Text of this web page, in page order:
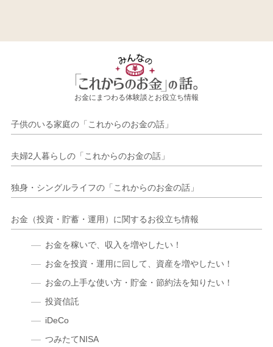
お金にまつわる体験談とお役立ち情報
子供のいる家庭の「これからのお金の話」
夫婦2人暮らしの「これからのお金の話」
独身・シングルライフの「これからのお金の話」
お金（投資・貯蓄・運用）に関するお役立ち情報
お金を稼いで、収入を増やしたい！
お金を投資・運用に回して、資産を増やしたい！
お金の上手な使い方・貯金・節約法を知りたい！
投資信託
iDeCo
つみたてNISA